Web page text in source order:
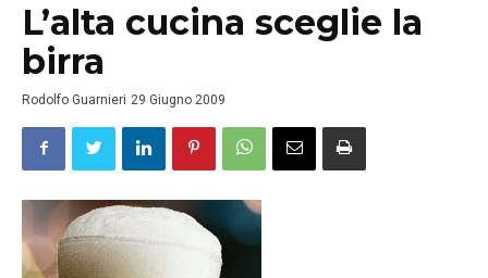
L’alta cucina sceglie la
birra
Rodolfo Guarnieri 29 Giugno 2009